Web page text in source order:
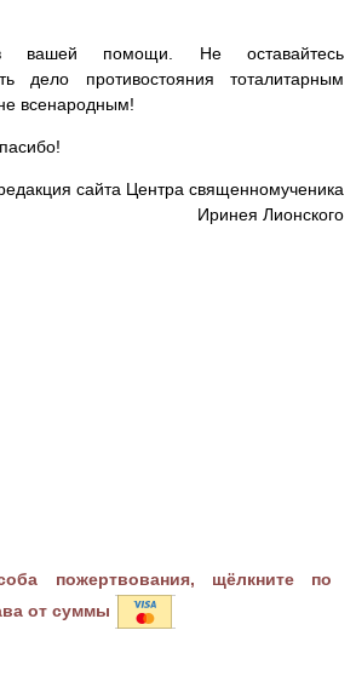
помощи. Не оставайтесь
дело противостояния тоталитарным
всенародным!
сайта Центра священномученика
Иринея Лионского
пожертвования, щёлкните по
от суммы